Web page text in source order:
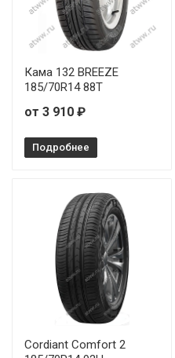
Кама 132 BREEZE
185/70R14 88T
от 3 910 ₽
Подробнее
Cordiant Comfort 2